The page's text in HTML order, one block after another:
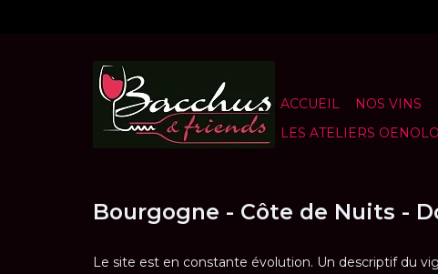
ACCUEIL NOS VINS
LES ATELIERS
Bourgogne - Côte de Nuits -
Le site est en constante évolution. Un descriptif du